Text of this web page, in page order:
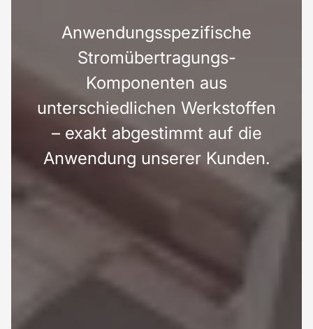
Anwendungsspezifische
Stromübertragungs-
Komponenten aus
unterschiedlichen Werkstoffen
– exakt abgestimmt auf die
Anwendung unserer Kunden.